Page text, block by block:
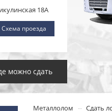
18А
Схема проезда
можно сдать
Металлолом Сдать